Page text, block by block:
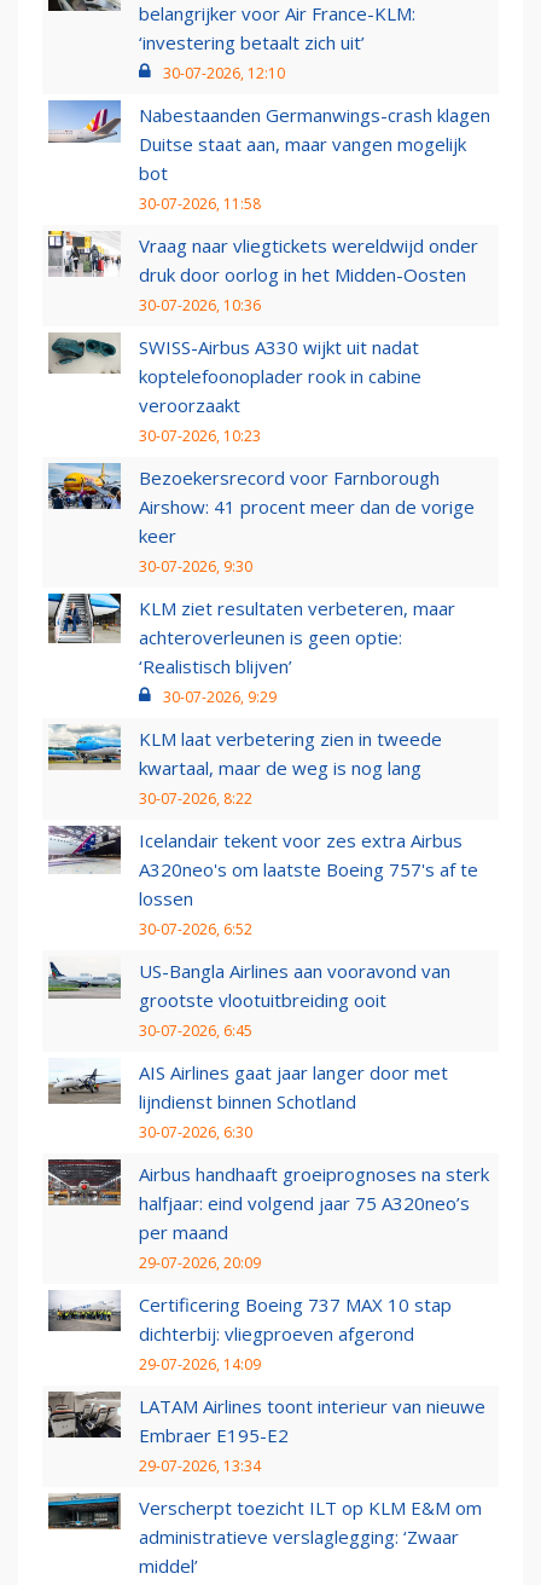
belangrijker voor Air France-KLM:
‘investering betaalt zich uit’
30-07-2026, 12:10
Nabestaanden Germanwings-crash klagen
Duitse staat aan, maar vangen mogelijk
bot
30-07-2026, 11:58
Vraag naar vliegtickets wereldwijd onder
druk door oorlog in het Midden-Oosten
30-07-2026, 10:36
SWISS-Airbus A330 wijkt uit nadat
koptelefoonoplader rook in cabine
veroorzaakt
30-07-2026, 10:23
Bezoekersrecord voor Farnborough
Airshow: 41 procent meer dan de vorige
keer
30-07-2026, 9:30
KLM ziet resultaten verbeteren, maar
achteroverleunen is geen optie:
‘Realistisch blijven’
30-07-2026, 9:29
KLM laat verbetering zien in tweede
kwartaal, maar de weg is nog lang
30-07-2026, 8:22
Icelandair tekent voor zes extra Airbus
A320neo's om laatste Boeing 757's af te
lossen
30-07-2026, 6:52
US-Bangla Airlines aan vooravond van
grootste vlootuitbreiding ooit
30-07-2026, 6:45
AIS Airlines gaat jaar langer door met
lijndienst binnen Schotland
30-07-2026, 6:30
Airbus handhaaft groeiprognoses na sterk
halfjaar: eind volgend jaar 75 A320neo’s
per maand
29-07-2026, 20:09
Certificering Boeing 737 MAX 10 stap
dichterbij: vliegproeven afgerond
29-07-2026, 14:09
LATAM Airlines toont interieur van nieuwe
Embraer E195-E2
29-07-2026, 13:34
Verscherpt toezicht ILT op KLM E&M om
administratieve verslaglegging: ‘Zwaar
middel’